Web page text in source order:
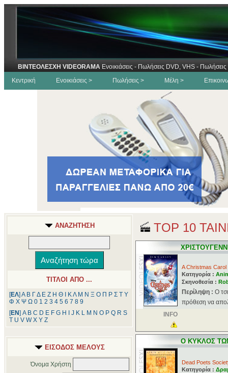
ΒΙΝΤΕΟΛΕΣΧΗ VIDEORAMA Ενοικιάσεις - Πωλήσεις DVD, VHS -
Κεντρική
Ενοικιάσεις > Πωλήσεις > Μέλη >
ΑΝΑΖΗΤΗΣΗ
ΤΙΤΛΟΙ ΑΠΟ ...
[ΕΛ] Α Β ΓΔ Ε Ζ Η Θ ΚΛ Μ Ν Ξ Ο Π Ρ Σ Τ Υ
Φ Χ Ψ Ω 0 1 2 3 4 5 6 7 8 9
[ΕΝ] A B C D E F G H J K L M N O P Q R S
T U V W X Y Z
ΕΙΣΟΔΟΣ ΜΕΛΟΥΣ
Όνομα Χρήστη
TOP 10
A Christmas Carol
Κατηγορία :
Σκηνοθεσία :
Περίληψη : Ο
πρόθεση να
INFO
Ο ΚΥΚΛΟΣ
Dead Poets
Κατηγορία :